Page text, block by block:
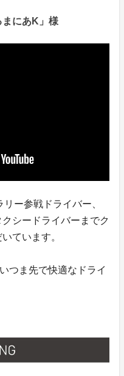
にあK」様
ー参戦ドライバー、
シードライバーまでク
ています。
つま先で快適なドライ